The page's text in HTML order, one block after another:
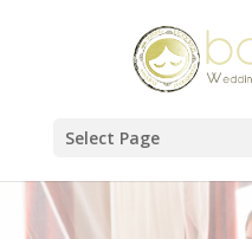
Select Page